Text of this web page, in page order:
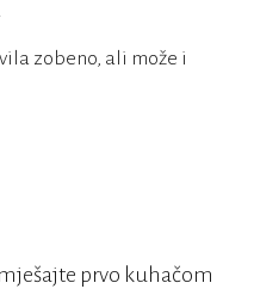
zobeno, ali može i
prvo kuhačom